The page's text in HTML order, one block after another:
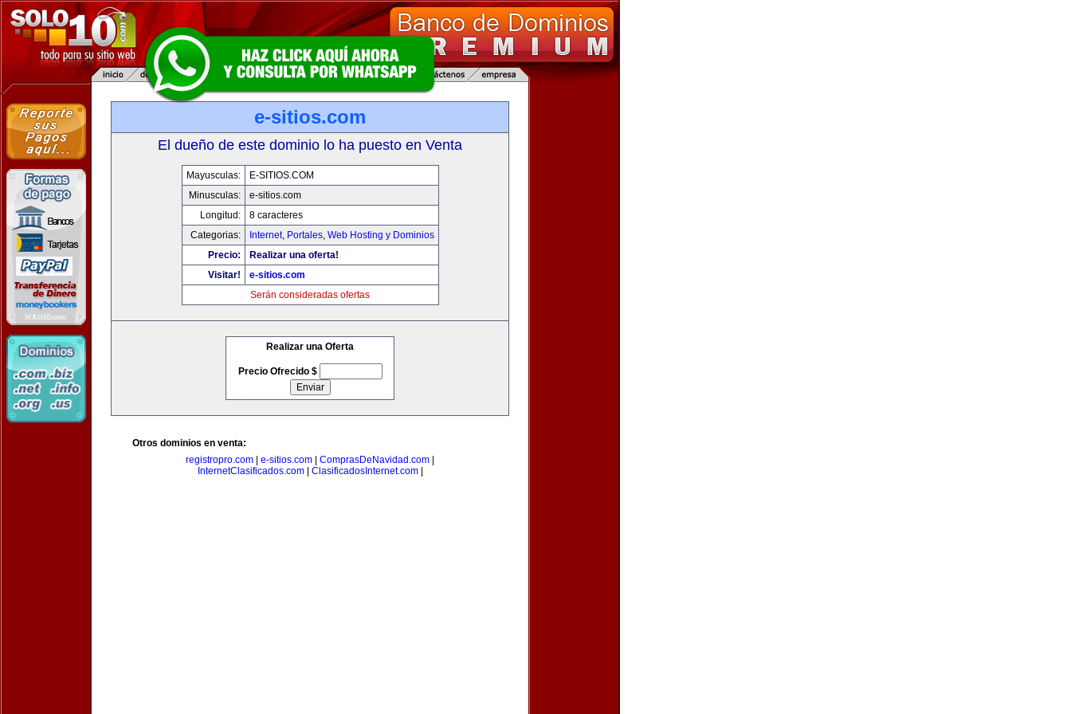
e-sitios.com
El dueño de este dominio lo ha puesto en Venta
Mayusculas:
E-SITIOS.COM
Minusculas:
e-sitios.com
Longitud:
8 caracteres
Categorias:
Internet, Portales, Web Hosting y Dominios
Precio:
Realizar una oferta!
Visitar!
e-sitios.com
Serán consideradas ofertas
Realizar una Oferta
Precio Ofrecido $
Otros dominios en venta:
registropro.com
e-sitios.com ComprasDeNavidad.com
InternetClasificados.com| ClasificadosInternet.com|